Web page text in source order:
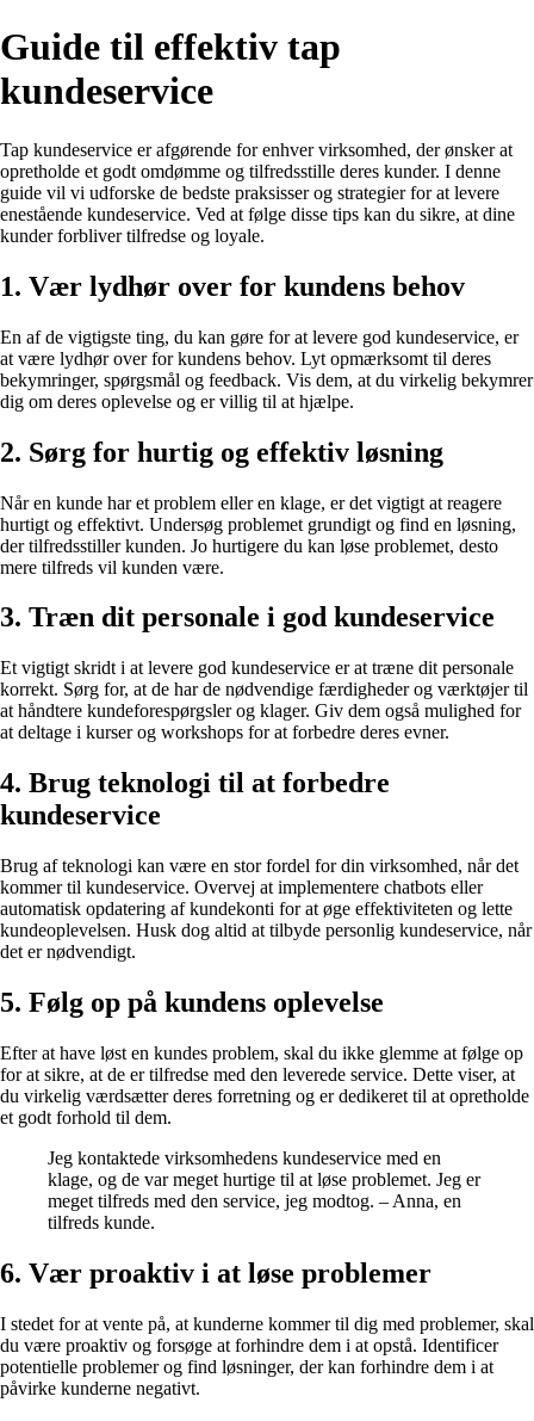
Guide til effektiv tap
kundeservice
Tap kundeservice er afgørende for enhver virksomhed, der ønsker at
opretholde et godt omdømme og tilfredsstille deres kunder. I denne
guide vil vi udforske de bedste praksisser og strategier for at levere
enestående kundeservice. Ved at følge disse tips kan du sikre, at dine
kunder forbliver tilfredse og loyale.
1. Vær lydhør over for kundens behov
En af de vigtigste ting, du kan gøre for at levere god kundeservice, er
at være lydhør over for kundens behov. Lyt opmærksomt til deres
bekymringer, spørgsmål og feedback. Vis dem, at du virkelig bekymrer
dig om deres oplevelse og er villig til at hjælpe.
2. Sørg for hurtig og effektiv løsning
Når en kunde har et problem eller en klage, er det vigtigt at reagere
hurtigt og effektivt. Undersøg problemet grundigt og find en løsning,
der tilfredsstiller kunden. Jo hurtigere du kan løse problemet, desto
mere tilfreds vil kunden være.
3. Træn dit personale i god kundeservice
Et vigtigt skridt i at levere god kundeservice er at træne dit personale
korrekt. Sørg for, at de har de nødvendige færdigheder og værktøjer til
at håndtere kundeforespørgsler og klager. Giv dem også mulighed for
at deltage i kurser og workshops for at forbedre deres evner.
4. Brug teknologi til at forbedre
kundeservice
Brug af teknologi kan være en stor fordel for din virksomhed, når det
kommer til kundeservice. Overvej at implementere chatbots eller
automatisk opdatering af kundekonti for at øge effektiviteten og lette
kundeoplevelsen. Husk dog altid at tilbyde personlig kundeservice, når
det er nødvendigt.
5. Følg op på kundens oplevelse
Efter at have løst en kundes problem, skal du ikke glemme at følge op
for at sikre, at de er tilfredse med den leverede service. Dette viser, at
du virkelig værdsætter deres forretning og er dedikeret til at opretholde
et godt forhold til dem.
Jeg kontaktede virksomhedens kundeservice med en
klage, og de var meget hurtige til at løse problemet. Jeg er
meget tilfreds med den service, jeg modtog. – Anna, en
tilfreds kunde.
6. Vær proaktiv i at løse problemer
I stedet for at vente på, at kunderne kommer til dig med problemer, skal
du være proaktiv og forsøge at forhindre dem i at opstå. Identificer
potentielle problemer og find løsninger, der kan forhindre dem i at
påvirke kunderne negativt.